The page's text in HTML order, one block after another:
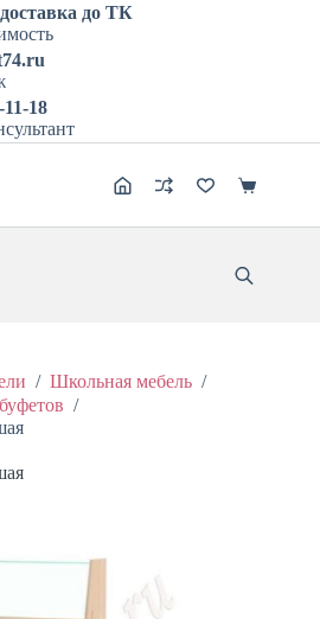
на
товара.
до ТК
18
Корзина
/ Школьная мебель /
/